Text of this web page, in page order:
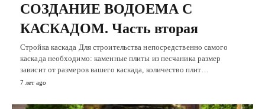
СОЗДАНИЕ ВОДОЕМА С
КАСКАДОМ. Часть вторая
Стройка каскада Для строительства непосредственно самого
каскада необходимо: каменные плиты из песчаника размер
зависит от размеров вашего каскада, количество плит…
7 лет ago